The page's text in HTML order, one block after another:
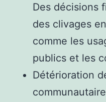
Des décisions
des clivages
comme les
publics et les
Détérioration